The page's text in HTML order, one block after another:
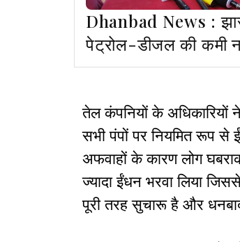
Dhanbad News :
पेट्रोल-डीजल की कमी
से बचें- एसोसिएशन
तेल कंपनियों के अधिकारियों
सभी पंपों पर नियमित रूप से
अफवाहों के कारण लोग
ज्यादा ईंधन भरवा लिया
पूरी तरह सुचारू है और